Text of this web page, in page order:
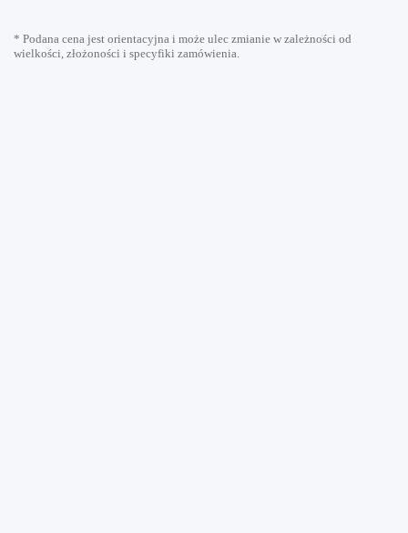
* Podana cena jest orientacyjna i może ulec zmianie w zależności od
wielkości, złożoności i specyfiki zamówienia.